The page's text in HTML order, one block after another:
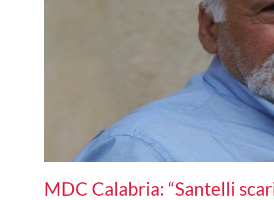
MDC Calabria: “Santelli